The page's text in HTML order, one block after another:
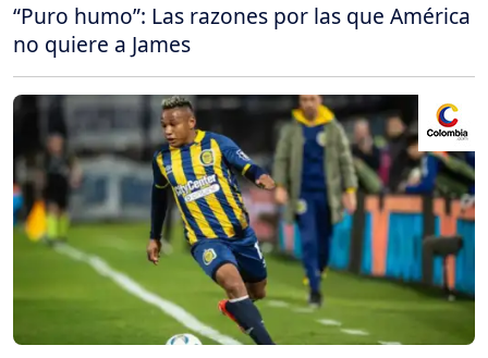
“Puro humo”: Las razones por las que América
no quiere a James